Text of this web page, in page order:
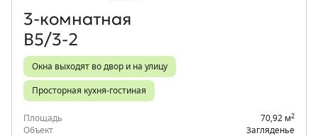
3‑комнатная
В5/3-2
Окна выходят во двор и на улицу
Просторная кухня-гостиная
Площадь 70,92 м2
Объект
Загляденье